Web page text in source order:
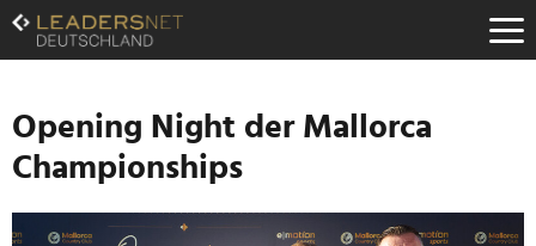
Zum
Inhalt
Zur
Navigation
Zur
Hauptnavigation
Opening Night der Mallorca
Championships